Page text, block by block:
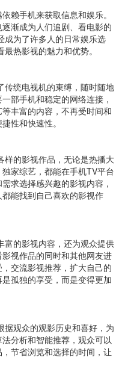
赖手机来获取信息和娱乐。
渐成为人们追剧、看电影的
成为了许多人的日常娱乐选
热影视的魅力和优势。
传统电视机的束缚，随时随地
部手机和稳定的网络连接，
丰富的内容，不再受时间和
性和快速性。
样的影视作品，无论是热播大
家综艺，都能在手机TV平台
求选择感兴趣的影视内容，
能找到自己喜欢的影视作
富的影视内容，还为观众提供
视作品的同时和其他网友进
交流影视推荐，扩大自己的
孤独的享受，而是变得更加
观众的观影历史和喜好，为
分析和智能推荐，观众可以
节省浏览和选择的时间，让